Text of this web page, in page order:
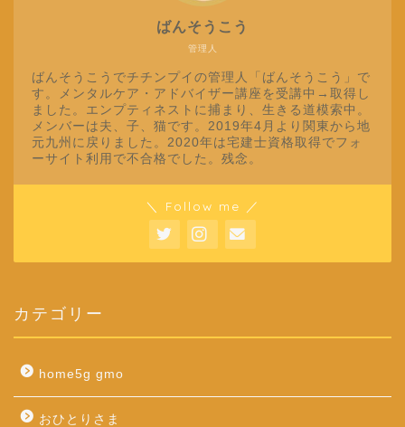
管理人
ばんそうこう
ばんそうこうでチチンプイの管理人「ばんそうこう」で
す。メンタルケア・アドバイザー講座を受講中→取得し
ました。エンプティネストに捕まり、生きる道模索中。
メンバーは夫、子、猫です。2019年4月より関東から地
元九州に戻りました。2020年は宅建士資格取得でフォ
ーサイト利用で不合格でした。残念。
＼ Follow me ／
カテゴリー
home5g gmo
おひとりさま